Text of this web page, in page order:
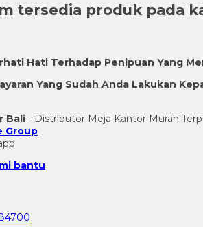
tersedia produk pada
Hati Terhadap Penipuan Yang
Yang Sudah Anda Lakukan
Bali - Distributor Meja Kantor Murah
Group
bantu